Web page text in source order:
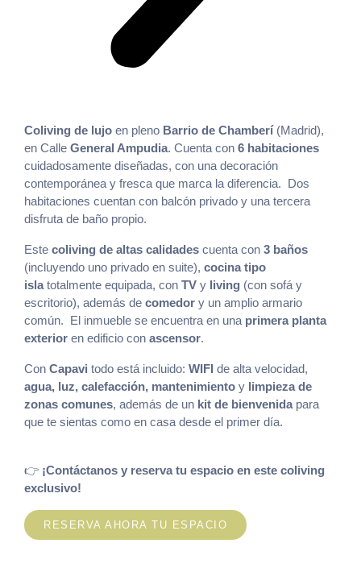
Coliving de lujo en pleno Barrio de Chamberí(Madrid),
en Calle General Ampudia. Cuenta con 6 habitaciones
cuidadosamente diseñadas, con una decoración
contemporánea y fresca que marca la diferencia. Dos
habitaciones cuentan con balcón privado y una tercera
disfruta de baño propio.
Este coliving de altas calidades cuenta con 3 baños
(incluyendo uno privado en suite), cocina tipo
islatotalmente equipada, con TV y living (con sofá y
escritorio), además de comedor y un amplio armario
común. El inmueble se encuentra en una primera planta
exterior en edificio con ascensor.
Con Capavi todo está incluido: WIFI de alta velocidad,
agua, luz, calefacción, mantenimiento y limpieza de
zonas comunes, además de un kit de bienvenidapara
que te sientas como en casa desde el primer día.
👉 ¡Contáctanos y reserva tu espacio en este coliving
exclusivo!
RESERVA AHORA TU ESPACIO